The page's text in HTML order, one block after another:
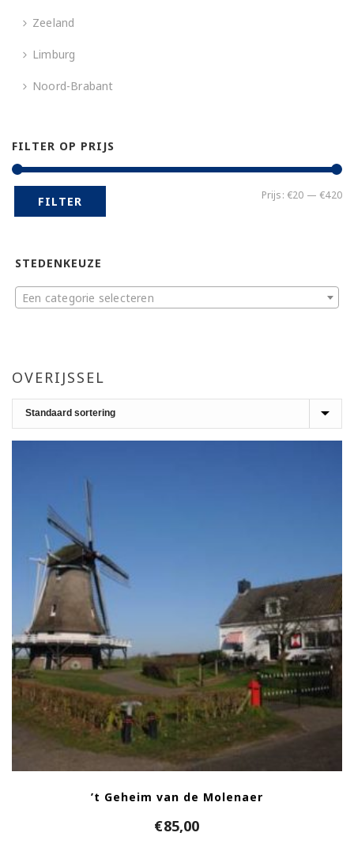
OVERIJSSEL
’t Geheim van de Molenaer
€85,00
Zeeland
Limburg
Noord-Brabant
FILTER OP PRIJS
FILTER Prijs: €20 —€420
STEDENKEUZE
Een categorie selecteren